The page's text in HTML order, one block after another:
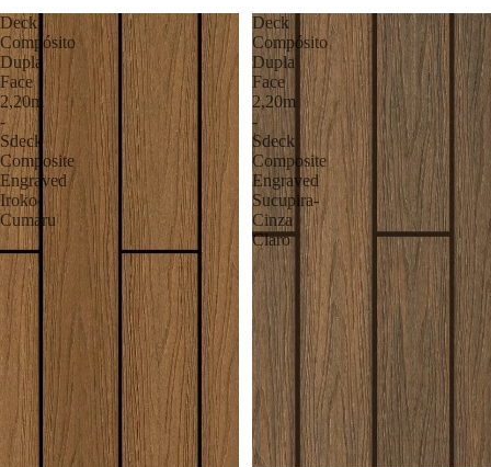
Deck
Compósito
Dupla
Face
2,20m
-
Sdeck
Composite
Engraved
Iroko-
Cumaru
Deck
Compósito
Dupla
Face
2,20m
-
Sdeck
Composite
Engraved
Sucupira-
Cinza
Claro